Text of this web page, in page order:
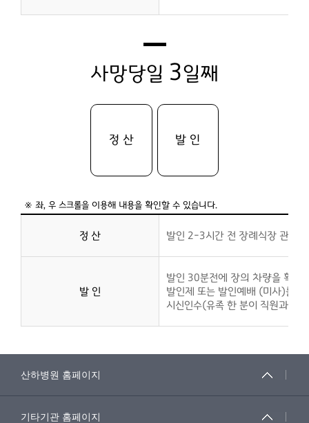
사망당일 3일째
정 산 발 인
정 산 발인 2-3시간 전 장례식장 관리
발 인
발인 30분전에 장의 차량을 확인
발인제 또는 발인예배 (미사)를 준
시신인수(유족 한 분이 직원과 동